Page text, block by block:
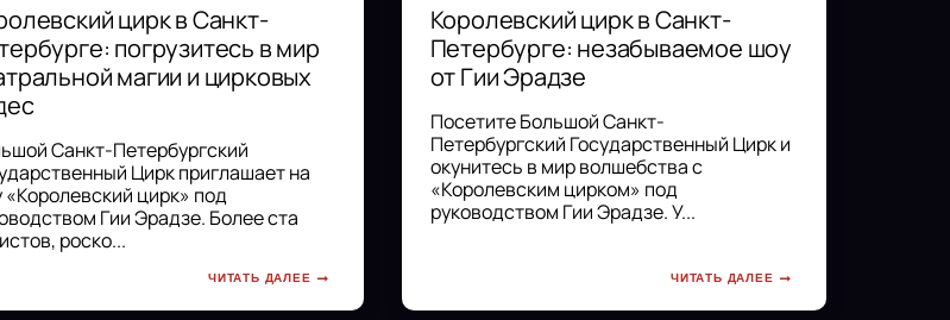
цирк в Санкт-
погрузитесь в мир
магии и цирковых
Санкт-Петербургский
Цирк приглашает на
«Королевский цирк» под
Гии Эрадзе. Более ста
роско...
ЧИТАТЬ ДАЛЕЕ
Королевский цирк в Санкт-
Петербурге: незабываемое шоу
от Гии Эрадзе
Посетите Большой Санкт-
Петербургский Государственный Цирк и
окунитесь в мир волшебства с
«Королевским цирком» под
руководством Гии Эрадзе. У...
ЧИТАТЬ ДАЛЕЕ